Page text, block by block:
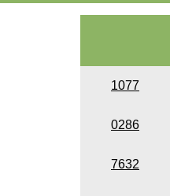
1077
0286
7632